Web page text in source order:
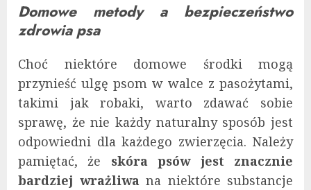
Domowe metody a bezpieczeństwo
zdrowia psa
Choć niektóre domowe środki mogą
przynieść ulgę psom w walce z pasożytami,
takimi jak robaki, warto zdawać sobie
sprawę, że nie każdy naturalny sposób jest
odpowiedni dla każdego zwierzęcia. Należy
pamiętać, że skóra psów jest znacznie
bardziej wrażliwana niektóre substancje